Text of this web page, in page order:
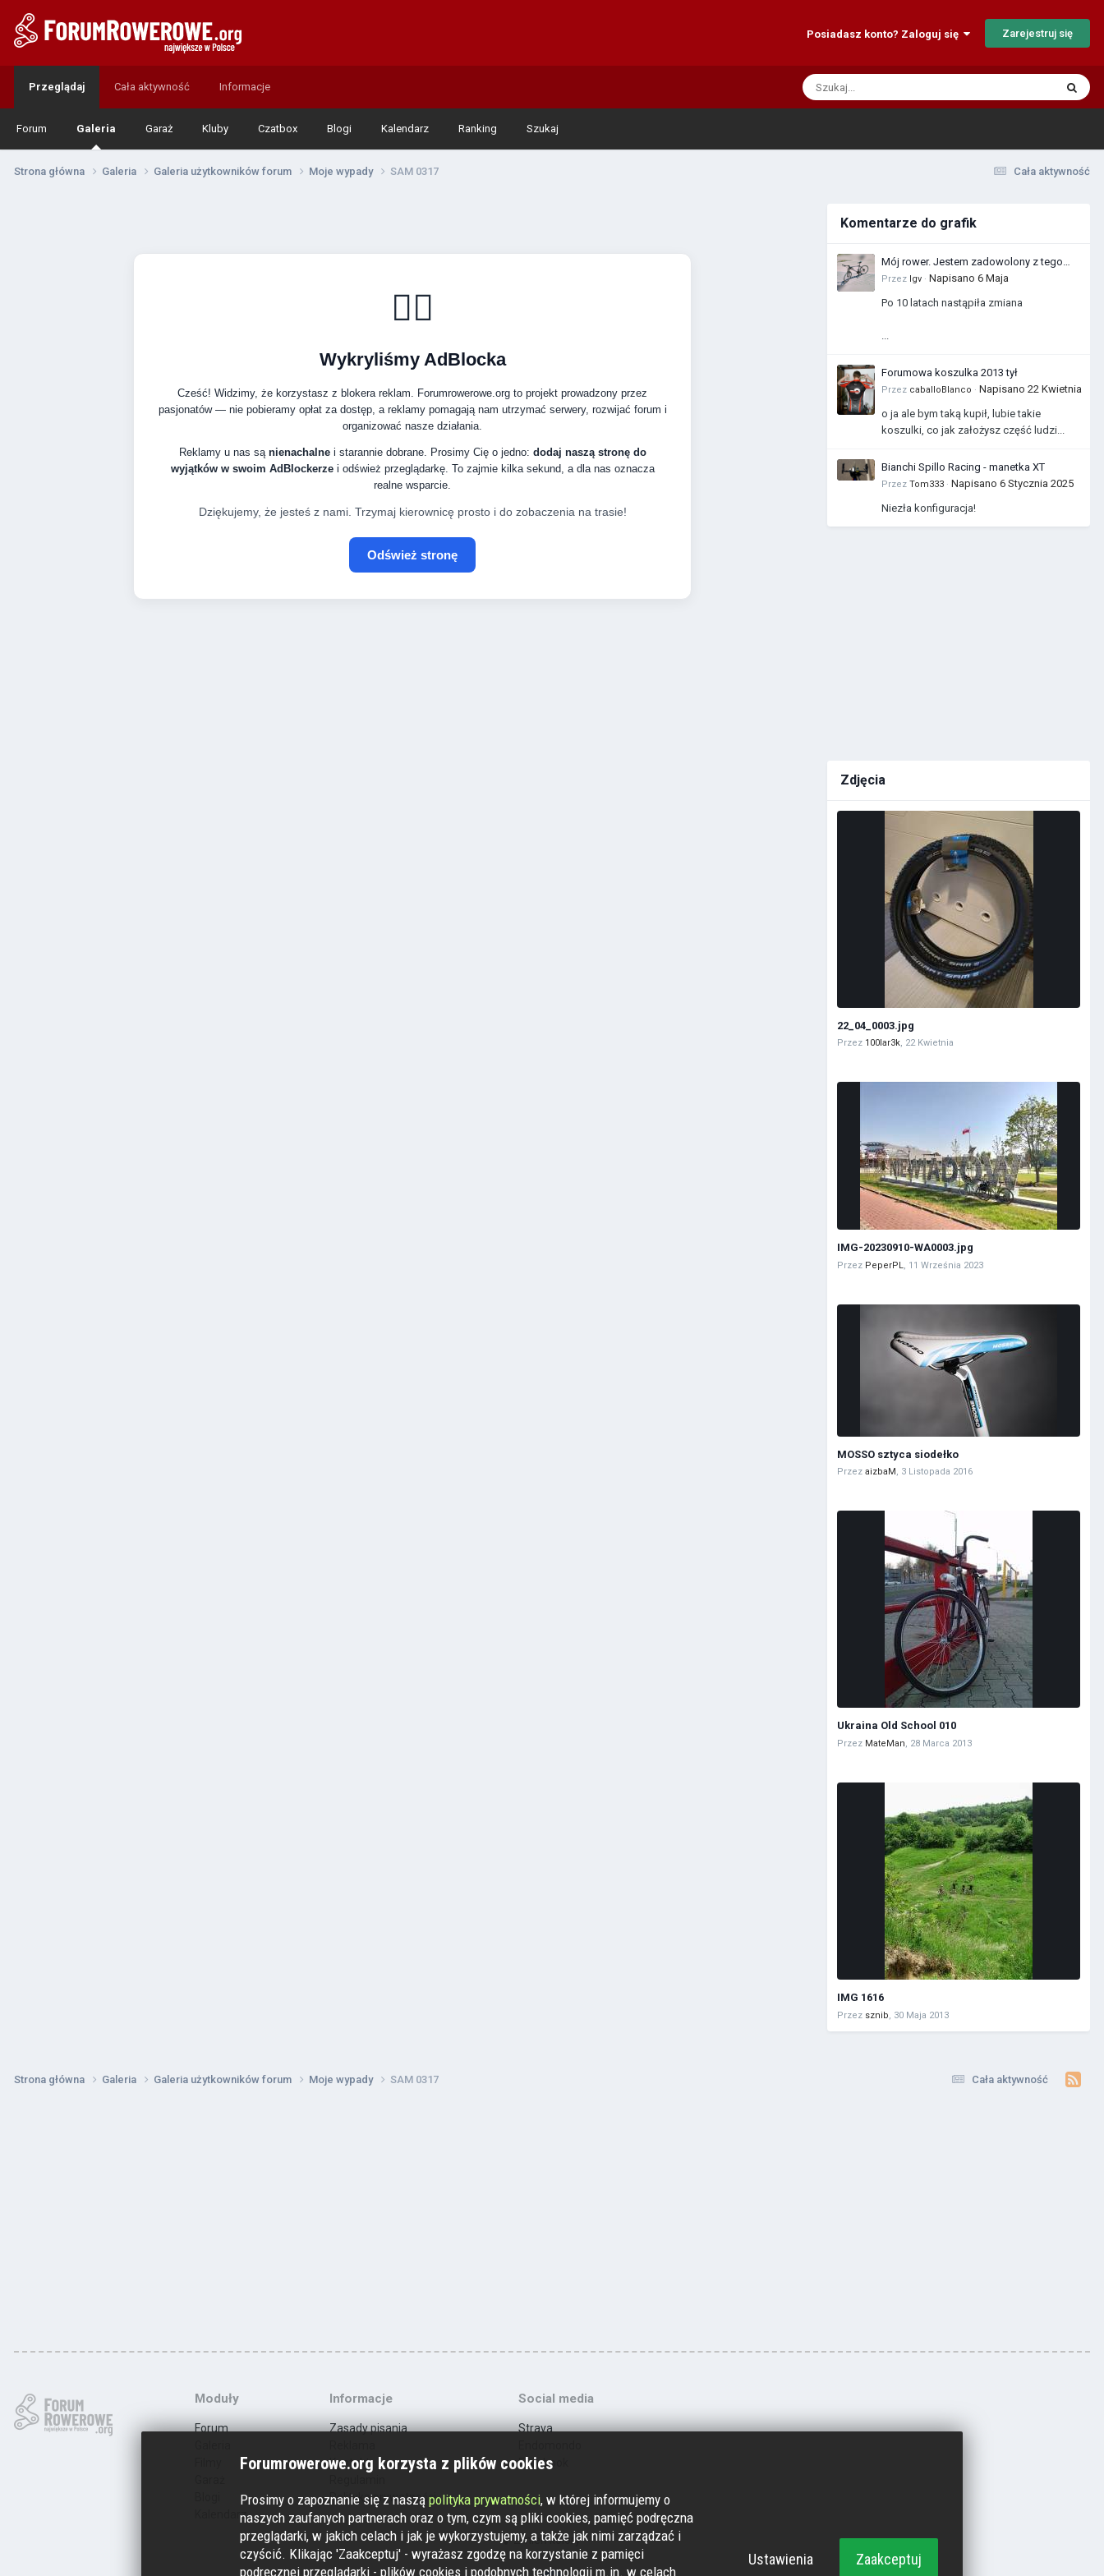
Posiadasz konto? Zaloguj się Zarejestruj się
Przeglądaj
Forum Galeria Garaż Kluby Czatbox Blogi Kalendarz Ranking Szukaj
Cała aktywność Informacje
Cała aktywność
Strona główna Galeria Galeria użytkowników forum Moje wypady SAM 0317
🚴‍♂️
Wykryliśmy AdBlocka
Cześć! Widzimy, że korzystasz z blokera reklam. Forumrowerowe.org to projekt prowadzony przez
pasjonatów — nie pobieramy opłat za dostęp, a reklamy pomagają nam utrzymać serwery, rozwijać forum i
organizować nasze działania.
Reklamy u nas są nienachalnei starannie dobrane. Prosimy Cię o jedno: dodaj naszą stronę do
wyjątków w swoim AdBlockerzei odśwież przeglądarkę. To zajmie kilka sekund, a dla nas oznacza
realne wsparcie.
Dziękujemy, że jesteś z nami. Trzymaj kierownicę prosto i do zobaczenia na trasie!
Odśwież stronę
Komentarze do grafik
Mój rower. Jestem zadowolony z tego
zakupu
Przez Igv · Napisano 6 Maja
Po 10 latach nastąpiła zmiana
Forumowa koszulka 2013 tył
Przez caballoBlanco · Napisano 22 Kwietnia
o ja ale bym taką kupił, lubie takie
koszulki, co jak założysz część ludzi...
Bianchi Spillo Racing - manetka XT
Przez Tom333 · Napisano 6 Stycznia 2025
Niezła konfiguracja!
Zdjęcia
22_04_0003.jpg
Przez 100lar3k, 22 Kwietnia
IMG-20230910-WA0003.jpg
Przez PeperPL, 11 Września 2023
MOSSO sztyca siodełko
Przez aizbaM , 3 Listopada 2016
Ukraina Old School 010
Przez MateMan, 28 Marca 2013
IMG 1616
Przez sznib 30 Maja 2013
Cała aktywność
Strona główna Galeria Galeria użytkowników forum Moje wypady SAM 0317
Moduły
Forum
Kalendarz
Informacje
Zasady pisania
Kontakt
Polityka prywatności
Social media
Strava
Facebook
Zmień kolory
Forumrowerowe.org korzysta z plików cookies
Prosimy o zapoznanie się z naszą polityka prywatności, w której informujemy o
naszych zaufanych partnerach oraz o tym, czym są pliki cookies, pamięć podręczna
przeglądarki, w jakich celach i jak je wykorzystujemy, a także jak nimi zarządzać i
czyścić. Klikając 'Zaakceptuj' - wyrażasz zgodzę na korzystanie z pamięci
podręcznej przeglądarki - plików cookies i podobnych technologii m.in. w celach
Ustawienia Zaakceptuj